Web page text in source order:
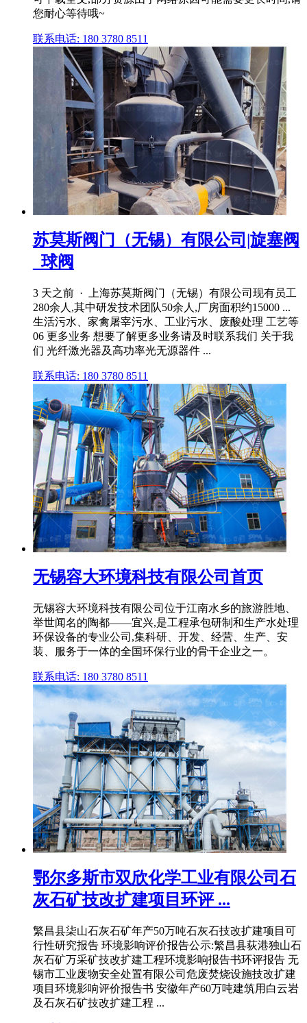
您耐心等待哦~
联系电话: 180 3780 8511
苏莫斯阀门（无锡）有限公司|旋塞阀
_球阀
3 天之前 · 上海苏莫斯阀门（无锡）有限公司现有员工
280余人,其中研发技术团队50余人,厂房面积约15000 ...
生活污水、家禽屠宰污水、工业污水、废酸处理 工艺等
06 更多业务 想要了解更多业务请及时联系我们 关于我
们 光纤激光器及高功率光无源器件 ...
联系电话: 180 3780 8511
无锡容大环境科技有限公司首页
无锡容大环境科技有限公司位于江南水乡的旅游胜地、
举世闻名的陶都——宜兴,是工程承包研制和生产水处理
环保设备的专业公司,集科研、开发、经营、生产、安
装、服务于一体的全国环保行业的骨干企业之一。
联系电话: 180 3780 8511
鄂尔多斯市双欣化学工业有限公司石
灰石矿技改扩建项目环评 ...
繁昌县柒山石灰石矿年产50万吨石灰石技改扩建项目可
行性研究报告 环境影响评价报告公示:繁昌县荻港独山石
灰石矿万采矿技改扩建工程环境影响报告书环评报告 无
锡市工业废物安全处置有限公司危废焚烧设施技改扩建
项目环境影响评价报告书 安徽年产60万吨建筑用白云岩
及石灰石矿技改扩建工程 ...